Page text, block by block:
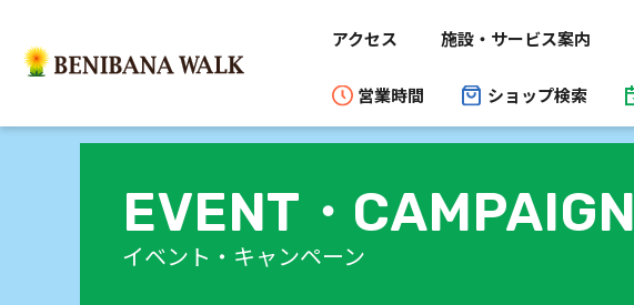
アクセス 施設・サービス案内
営業時間 ショップ検索
EVENT・ CAMPAIGN
イベント・キャンペーン